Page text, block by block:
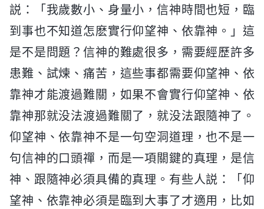
説：「我歲數小、身量小，信神時間也短，臨
到事也不知道怎麽實行仰望神、依靠神。」這
是不是問題？信神的難處很多，需要經歷許多
患難、試煉、痛苦，這些事都需要仰望神、依
靠神才能渡過難關，如果不會實行仰望神、依
靠神那就没法渡過難關了，就没法跟隨神了。
仰望神、依靠神不是一句空洞道理，也不是一
句信神的口頭禪，而是一項關鍵的真理，是信
神、跟隨神必須具備的真理。有些人説：「仰
望神、依靠神必須是臨到大事了才適用，比如